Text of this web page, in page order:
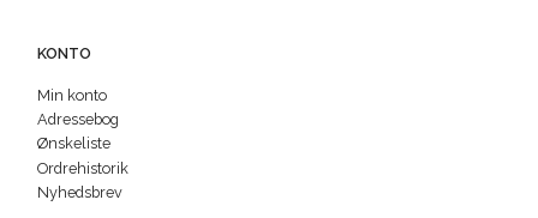
KONTO
Min konto
Adressebog
Ønskeliste
Ordrehistorik
Nyhedsbrev